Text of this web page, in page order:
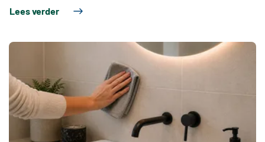
Lees verder